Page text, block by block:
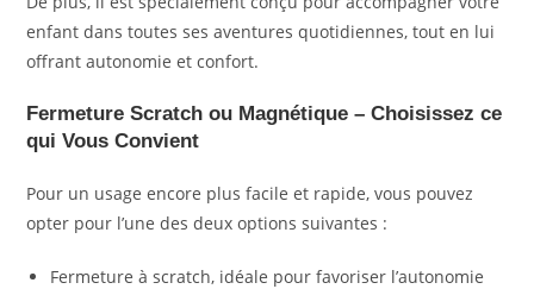
enfant dans toutes ses aventures quotidiennes, tout en lui
offrant autonomie et confort.
Fermeture Scratch ou Magnétique – Choisissez ce
qui Vous Convient
Pour un usage encore plus facile et rapide, vous pouvez
opter pour l’une des deux options suivantes :
Fermeture à scratch, idéale pour favoriser l’autonomie